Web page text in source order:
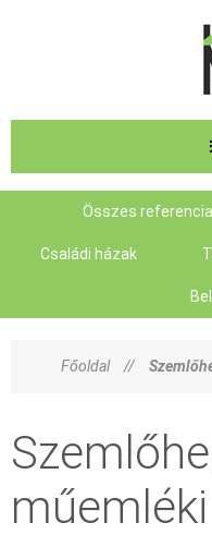
Összes referencia
Családi házak
Főoldal //